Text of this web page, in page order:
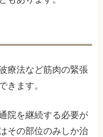
療法など筋肉の緊張
きます。
院を継続する必要が
その部位のみしか治